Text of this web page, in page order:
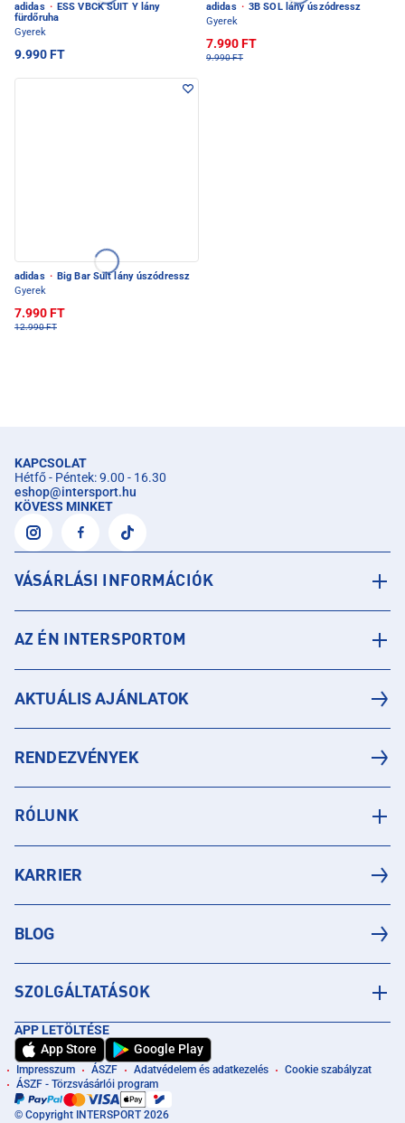
adidas · ESS VBCK SUIT Y lány
fürdőruha
Gyerek
9.990 FT
adidas · 3B SOL lány úszódressz
Gyerek
7.990 FT
9.990 FT
adidas · Big Bar Suit lány úszódressz
Gyerek
7.990 FT
12.990 FT
KAPCSOLAT
Hétfő - Péntek: 9.00 - 16.30
eshop@intersport.hu
KÖVESS MINKET
VÁSÁRLÁSI INFORMÁCIÓK
AZ ÉN INTERSPORTOM
AKTUÁLIS AJÁNLATOK
RENDEZVÉNYEK
RÓLUNK
KARRIER
BLOG
SZOLGÁLTATÁSOK
APP LETÖLTÉSE
App Store
Google Play
Impresszum ÁSZF Adatvédelem és adatkezelés
Cookie szabályzat
ÁSZF - Törzsvásárlói program
© Copyright INTERSPORT 2026